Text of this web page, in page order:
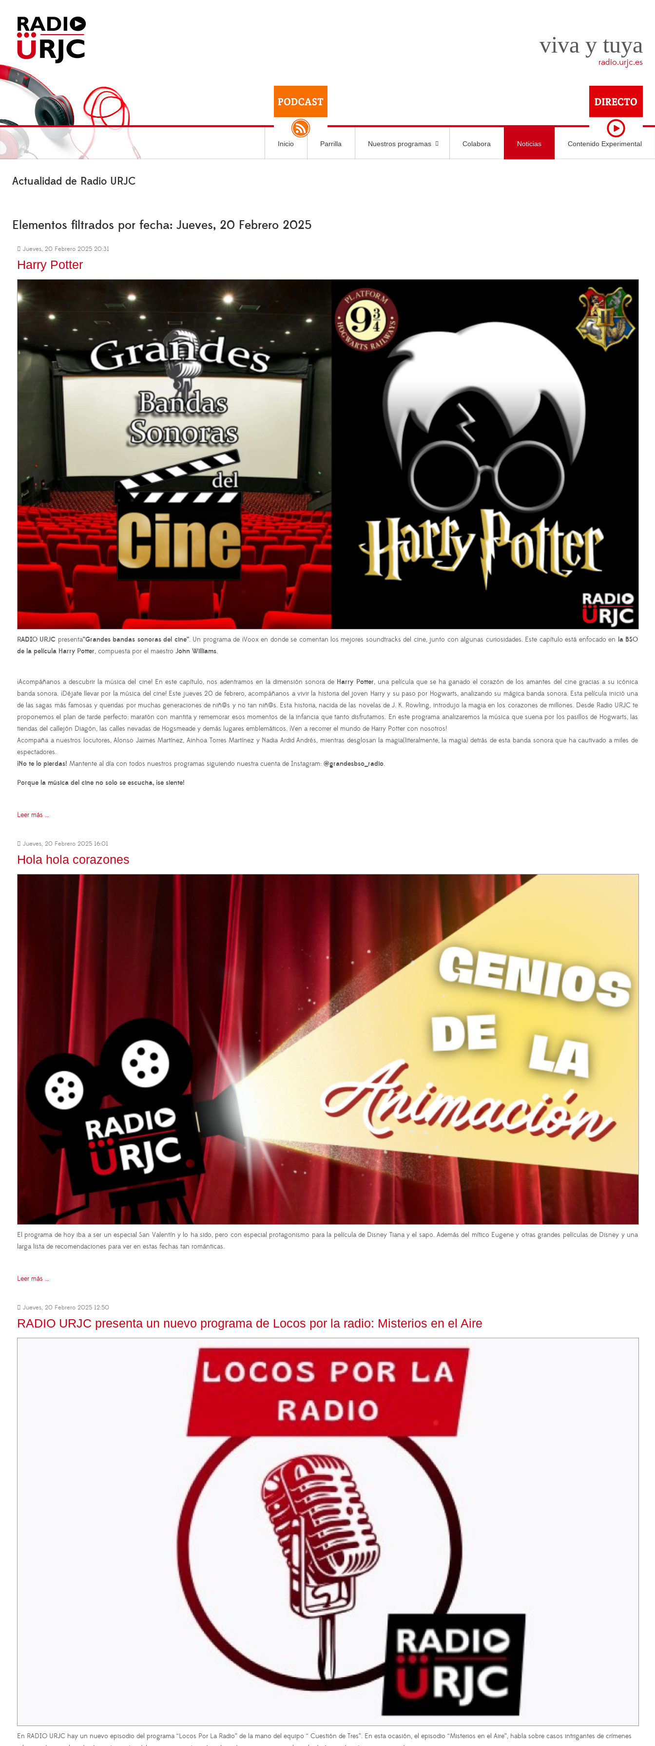
viva y tuya
radio.urjc.es
Inicio Parrilla Nuestros programas Colabora Noticias Contenido Experimental
Actualidad de Radio URJC
Elementos filtrados por fecha: Jueves, 20 Febrero 2025
Jueves, 20 Febrero 2025 20:31
Harry Potter
RADIO URJC presenta“Grandes bandas sonoras del cine”. Un programa de iVoox en donde se comentan los mejores soundtracks del cine, junto con algunas curiosidades. Este capítulo está enfocado en la BSO
de la película Harry Potter, compuesta por el maestro John Williams.
¡Acompáñanos a descubrir la música del cine! En este capítulo, nos adentramos en la dimensión sonora de Harry Potter, una película que se ha ganado el corazón de los amantes del cine gracias a su icónica
banda sonora. ¡Déjate llevar por la música del cine! Este jueves 20 de febrero, acompáñanos a vivir la historia del joven Harry y su paso por Hogwarts, analizando su mágica banda sonora. Esta película inició una
de las sagas más famosas y queridas por muchas generaciones de niñ@s y no tan niñ@s. Esta historia, nacida de las novelas de J. K. Rowling, introdujo la magia en los corazones de millones. Desde Radio URJC te
proponemos el plan de tarde perfecto: maratón con mantita y rememorar esos momentos de la infancia que tanto disfrutamos. En este programa analizaremos la música que suena por los pasillos de Hogwarts, las
tiendas del callejón Diagón, las calles nevadas de Hogsmeade y demás lugares emblemáticos. ¡Ven a recorrer el mundo de Harry Potter con nosotros!
Acompaña a nuestros locutores, Alonso Jaimes Martínez, Ainhoa Torres Martínez y Nadia Ardid Andrés, mientras desglosan la magia(literalmente, la magia) detrás de esta banda sonora que ha cautivado a miles de
espectadores.
¡No te lo pierdas! Mantente al día con todos nuestros programas siguiendo nuestra cuenta de Instagram: @grandesbso_radio.
Porque la música del cine no solo se escucha, ¡se siente!
Leer más ...
Jueves, 20 Febrero 2025 16:01
Hola hola corazones
El programa de hoy iba a ser un especial San Valentín y lo ha sido, pero con especial protagonismo para la película de Disney Tiana y el sapo. Además del mítico Eugene y otras grandes películas de Disney y una
larga lista de recomendaciones para ver en estas fechas tan románticas.
Leer más ...
Jueves, 20 Febrero 2025 12:50
RADIO URJC presenta un nuevo programa de Locos por la radio: Misterios en el Aire
En RADIO URJC hay un nuevo episodio del programa “Locos Por La Radio” de la mano del equipo “ Cuestión de Tres”. En esta ocasión, el episodio “Misterios en el Aire”, habla sobre casos intrigantes de crímenes